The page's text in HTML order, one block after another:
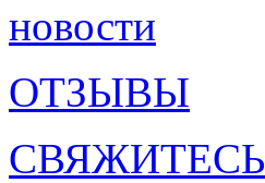
новости
ОТЗЫВЫ
СВЯЖИТЕСЬ